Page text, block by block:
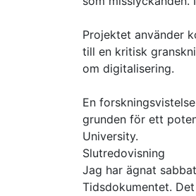
Projektet använder
till en kritisk
om digitalisering.
En
grunden för ett
University.
Slutredovisning
Jag har ägnat
Tidsdokumentet.